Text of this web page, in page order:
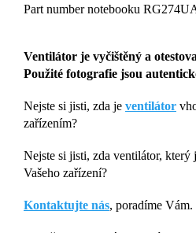
Part number notebooku
Ventilátor je vyčištěný a
Použité fotografie jsou
Nejste si jisti, zda je ventilátor
zařízením?
Nejste si jisti, zda ventilátor, který
Vašeho zařízení?
Kontaktujte nás, poradíme Vám.